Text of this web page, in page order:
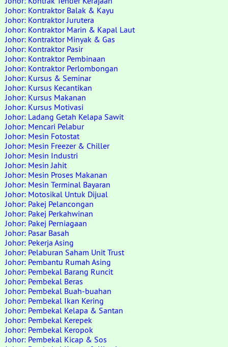
Johor: Kontraktor Balak & Kayu
Johor: Kontraktor Jurutera
Johor: Kontraktor Marin & Kapal Laut
Johor: Kontraktor Minyak & Gas
Johor: Kontraktor Pasir
Johor: Kontraktor Pembinaan
Johor: Kontraktor Perlombongan
Johor: Kursus & Seminar
Johor: Kursus Kecantikan
Johor: Kursus Makanan
Johor: Kursus Motivasi
Johor: Ladang Getah Kelapa Sawit
Johor: Mencari Pelabur
Johor: Mesin Fotostat
Johor: Mesin Freezer & Chiller
Johor: Mesin Industri
Johor: Mesin Jahit
Johor: Mesin Proses Makanan
Johor: Mesin Terminal Bayaran
Johor: Motosikal Untuk Dijual
Johor: Pakej Pelancongan
Johor: Pakej Perkahwinan
Johor: Pakej Perniagaan
Johor: Pasar Basah
Johor: Pekerja Asing
Johor: Pelaburan Saham Unit Trust
Johor: Pembantu Rumah Asing
Johor: Pembekal Barang Runcit
Johor: Pembekal Beras
Johor: Pembekal Buah-buahan
Johor: Pembekal Ikan Kering
Johor: Pembekal Kelapa & Santan
Johor: Pembekal Kerepek
Johor: Pembekal Keropok
Johor: Pembekal Kicap & Sos